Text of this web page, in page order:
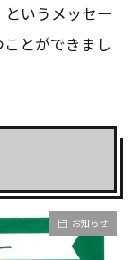
いうメッセー
とができまし
お知らせ